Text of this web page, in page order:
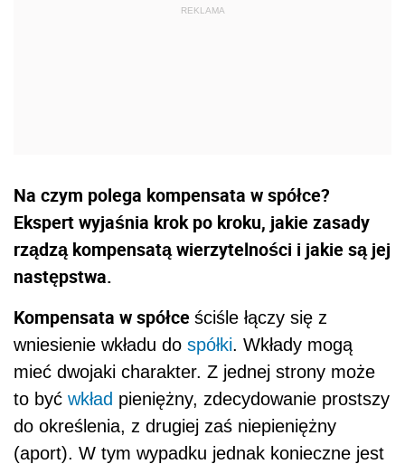
Na czym polega kompensata w spółce?
Ekspert wyjaśnia krok po kroku, jakie zasady
rządzą kompensatą wierzytelności i jakie są jej
następstwa.
Kompensata w spółce ściśle łączy się z
wniesienie wkładu do spółki. Wkłady mogą
mieć dwojaki charakter. Z jednej strony może
to być wkład pieniężny, zdecydowanie prostszy
do określenia, z drugiej zaś niepieniężny
(aport). W tym wypadku jednak konieczne jest